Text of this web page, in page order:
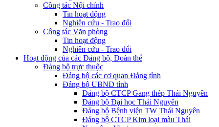
Công tác Nội chính
Tin hoạt động
Nghiên cứu - Trao đổi
Công tác Văn phòng
Tin hoạt động
Nghiên cứu - Trao đổi
Hoạt động của các Đảng bộ, Đoàn thể
Đảng bộ trực thuộc
Đảng bộ các cơ quan Đảng tỉnh
Đảng bộ UBND tỉnh
Đảng bộ CTCP Gang thép Thái Nguyên
Đảng bộ Đại học Thái Nguyên
Đảng bộ Bệnh viện TW Thái Nguyên
Đảng bộ CTCP Kim loại màu Thái